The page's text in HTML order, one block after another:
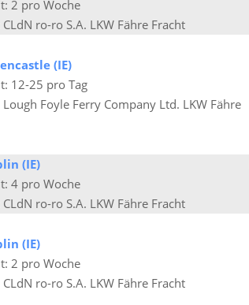
2 pro Woche
CLdN ro-ro S.A. LKW Fähre Fracht
(IE)
12-25 pro Tag
Lough Foyle Ferry Company Ltd. LKW Fähre
(IE)
4 pro Woche
CLdN ro-ro S.A. LKW Fähre Fracht
(IE)
2 pro Woche
CLdN ro-ro S.A. LKW Fähre Fracht